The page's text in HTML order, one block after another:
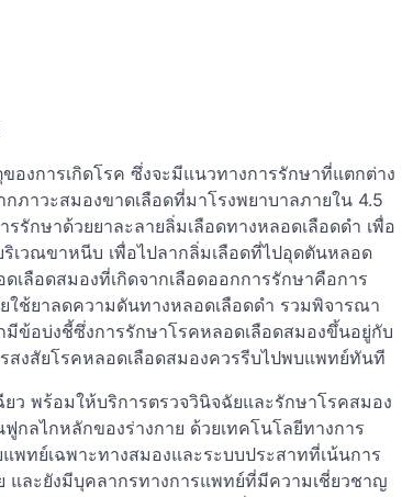
งการเกิดโรค ซึ่งจะมีแนวทางการรักษาที่แตกต่าง
ภาวะสมองขาดเลือดที่มาโรงพยาบาลภายใน 4.5
รักษาด้วยยาละลายลิ่มเลือดทางหลอดเลือดดำ เพื่อ
เวณขาหนีบ เพื่อไปลากลิ่มเลือดที่ไปอุดตันหลอด
เลือดสมองที่เกิดจากเลือดออกการรักษาคือการ
ช้ยาลดความดันทางหลอดเลือดดำ รวมพิจารณา
ข้อบ่งชี้ซึ่งการรักษาโรคหลอดเลือดสมองขึ้นอยู่กับ
สงสัยโรคหลอดเลือดสมองควรรีบไปพบแพทย์ทันที
ว พร้อมให้บริการตรวจวินิจฉัยและรักษาโรคสมอง
ลไกหลักของร่างกาย ด้วยเทคโนโลยีทางการ
ทย์เฉพาะทางสมองและระบบประสาทที่เน้นการ
และยังมีบุคลากรทางการแพทย์ที่มีความเชี่ยวชาญ